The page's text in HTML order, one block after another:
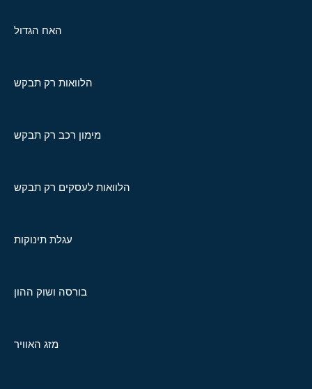
האח הגדול
הלוואות רק תבקש
מימון רכב רק תבקש
הלוואות לעסקים רק תבקש
עגלת תינוקות
בורסה ושוק ההון
מזג האוויר